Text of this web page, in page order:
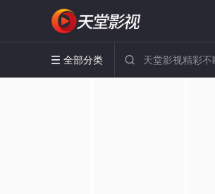
 全部分类 